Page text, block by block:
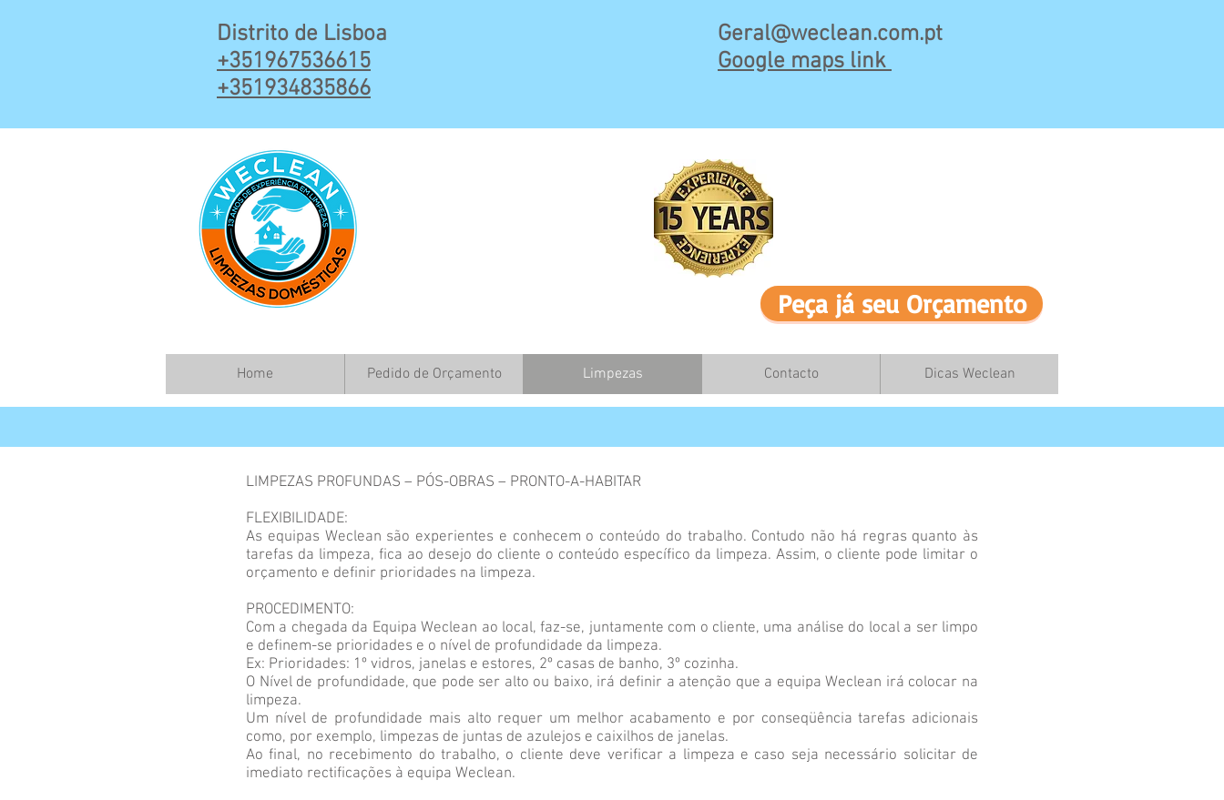
Distrito de Lisboa
+351967536615
+351934835866
Geral@weclean.com.pt
Google maps link
Peça já seu Orçamento
Home Pedido de Orçamento Limpezas Contacto Dicas Weclean
LIMPEZAS PROFUNDAS – PÓS-OBRAS – PRONTO-A-HABITAR
FLEXIBILIDADE:
As equipas Weclean são experientes e conhecem o conteúdo do trabalho. Contudo não há regras quanto às
tarefas da limpeza, fica ao desejo do cliente o conteúdo específico da limpeza. Assim, o cliente pode limitar o
orçamento e definir prioridades na limpeza.
PROCEDIMENTO:
Com a chegada da Equipa Weclean ao local, faz-se, juntamente com o cliente, uma análise do local a ser limpo
e definem-se prioridades e o nível de profundidade da limpeza.
Ex: Prioridades: 1º vidros, janelas e estores, 2º casas de banho, 3º cozinha.
O Nível de profundidade, que pode ser alto ou baixo, irá definir a atenção que a equipa Weclean irá colocar na
limpeza.
Um nível de profundidade mais alto requer um melhor acabamento e por conseqüência tarefas adicionais
como, por exemplo, limpezas de juntas de azulejos e caixilhos de janelas.
Ao final, no recebimento do trabalho, o cliente deve verificar a limpeza e caso seja necessário solicitar de
imediato rectificações à equipa Weclean.